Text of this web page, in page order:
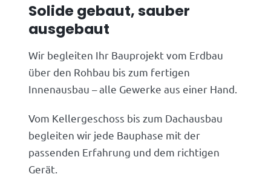
Solide gebaut, sauber
ausgebaut
Wir begleiten Ihr Bauprojekt vom Erdbau
über den Rohbau bis zum fertigen
Innenausbau – alle Gewerke aus einer Hand.
Vom Kellergeschoss bis zum Dachausbau
begleiten wir jede Bauphase mit der
passenden Erfahrung und dem richtigen
Gerät.